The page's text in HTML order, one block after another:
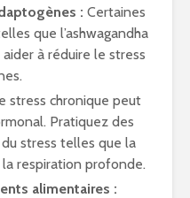
: Certaines
que l’ashwagandha
à réduire le stress
stress chronique peut
Pratiquez des
stress telles que la
respiration profonde.
alimentaires :